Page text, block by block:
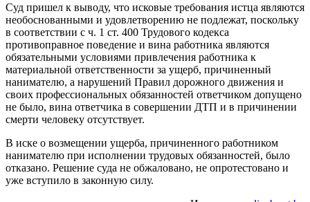
Суд пришел к выводу, что исковые требования истца являются
необоснованными и удовлетворению не подлежат, поскольку
в соответствии с ч. 1 ст. 400 Трудового кодекса
противоправное поведение и вина работника являются
обязательными условиями привлечения работника к
материальной ответственности за ущерб, причиненный
нанимателю, а нарушений Правил дорожного движения и
своих профессиональных обязанностей ответчиком допущено
не было, вина ответчика в совершении ДТП и в причинении
смерти человеку отсутствует.
В иске о возмещении ущерба, причиненного работником
нанимателю при исполнении трудовых обязанностей, было
отказано. Решение суда не обжаловано, не опротестовано и
уже вступило в законную силу.